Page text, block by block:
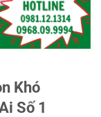
Khó
Số 1